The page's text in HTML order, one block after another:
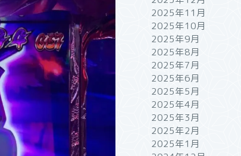
2025年11月
2025年10月
2025年9月
2025年8月
2025年7月
2025年6月
2025年5月
2025年4月
2025年3月
2025年2月
2025年1月